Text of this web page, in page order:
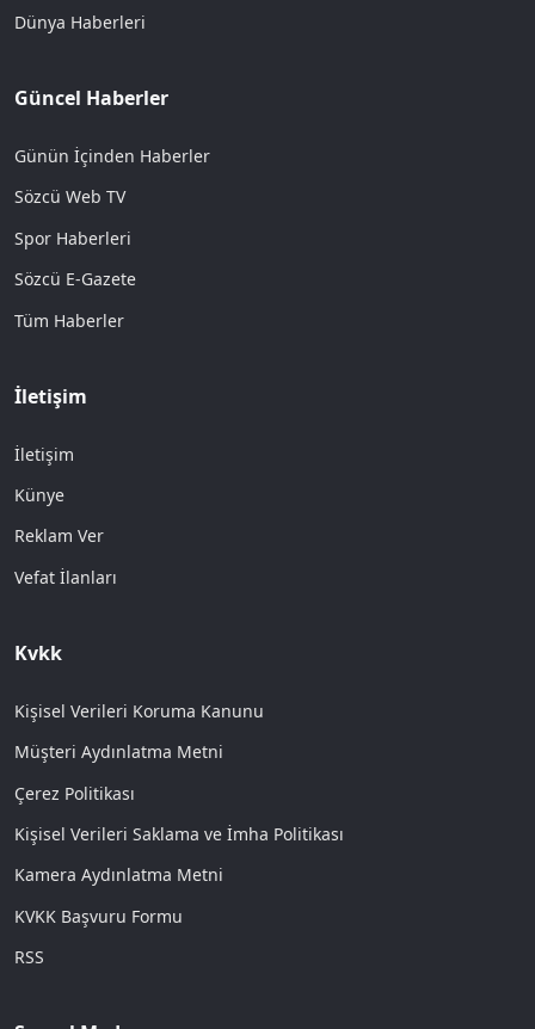
Dünya Haberleri
Güncel Haberler
Günün İçinden Haberler
Sözcü Web TV
Spor Haberleri
Sözcü E-Gazete
Tüm Haberler
İletişim
İletişim
Künye
Reklam Ver
Vefat İlanları
Kvkk
Kişisel Verileri Koruma Kanunu
Müşteri Aydınlatma Metni
Çerez Politikası
Kişisel Verileri Saklama ve İmha Politikası
Kamera Aydınlatma Metni
KVKK Başvuru Formu
RSS